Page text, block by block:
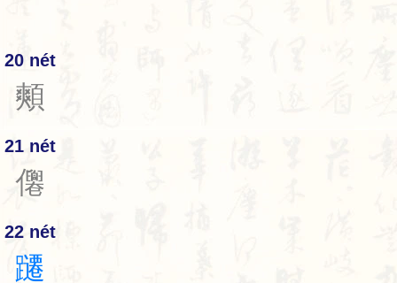
20 nét
䫪
21 nét
㒨
22 nét
躚